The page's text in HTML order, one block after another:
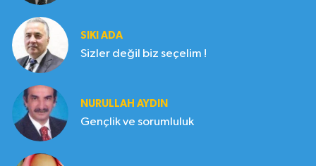
SIKI ADA
Sizler değil biz seçelim !
NURULLAH AYDIN
Gençlik ve sorumluluk